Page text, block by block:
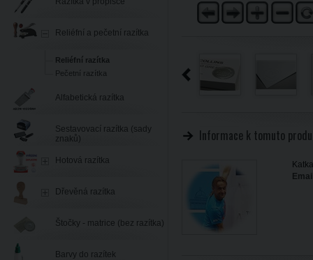
Informace k tomuto
Reliéfní a pečetní razítka
Reliéfní razítka
Pečetní razítka
Alfabetická razítka
Sestavovací razítka (sady
znaků)
Hotová razítka
Dřevěná razítka
Štočky - matrice (bez razítka)
Barvy do razítek